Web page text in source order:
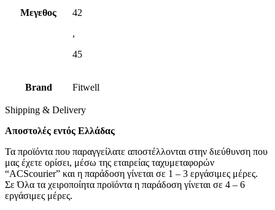
Μεγεθος
42
,
45
Brand Fitwell
Shipping & Delivery
Αποστολές εντός Ελλάδας
Τα προϊόντα που παραγγείλατε αποστέλλονται στην διεύθυνση που
μας έχετε ορίσει, μέσω της εταιρείας ταχυμεταφορών
“ACScourier” και η παράδοση γίνεται σε 1 – 3 εργάσιμες μέρες.
Σε Όλα τα χειροποίητα προϊόντα η παράδοση γίνεται σε 4 – 6
εργάσιμες μέρες.